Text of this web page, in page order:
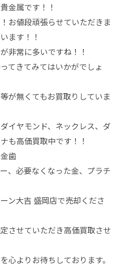
金属です！！
お値段頑張らせていただきま
ます！！
非常に多いですね！！
てきてみてはいかがでしょ
が無くてもお買取りしていま
イヤモンド、ネックレス、ダ
も高価買取中です！！
歯
、必要なくなった金、プラチ
ン大吉 盛岡店で売却くださ
させていただき高価買取させ
心よりお待ちしております。